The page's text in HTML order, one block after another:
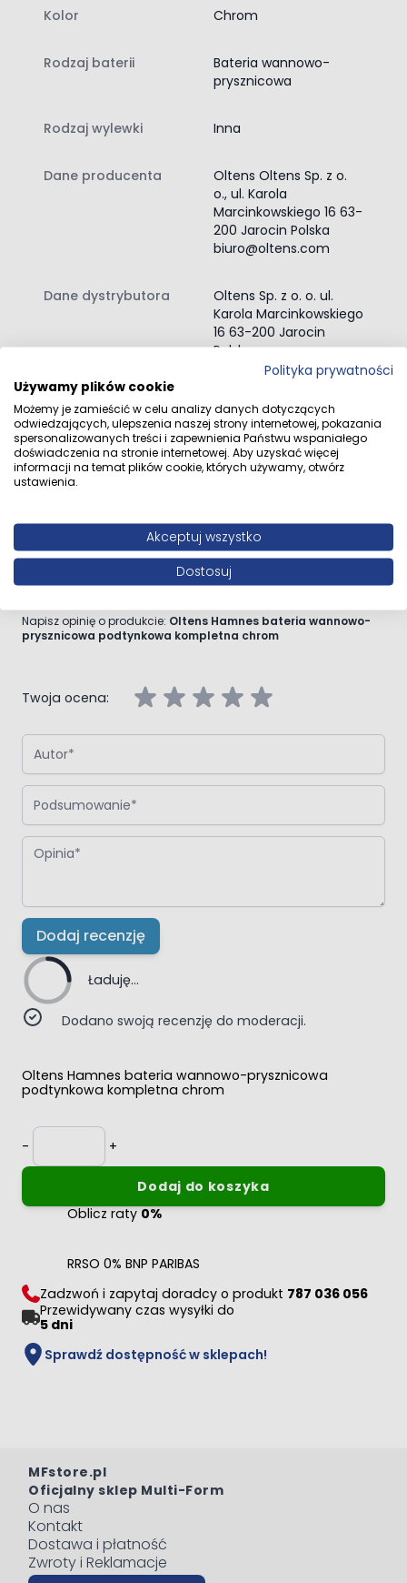
wymagających, którzy marzą wnętrzu idealnym.
Zawartość zestawu:
bateria wannowo-prysznicowa
instrukcja montażu baterii wannowo‑prysznicowej
Kolor Chrom
Rodzaj baterii
Bateria wannowo-
prysznicowa
Rodzaj wylewki Inna
Dane producenta
Oltens Oltens Sp. z o.
o., ul. Karola
Marcinkowskiego 16 63-
200 Jarocin Polska
biuro@oltens.com
Dane dystrybutora
Oltens Sp. z o. o. ul.
Karola Marcinkowskiego
16 63-200 Jarocin
Polska
Przejdź do całego opisu
Opinie klientów
Napisz własną recenzję
Napisz opinię o produkcie: Oltens Hamnes bateria wannowo-
prysznicowa podtynkowa kompletna chrom
Twoja ocena:
Autor
Podsumowanie
Opinia
Dodaj recenzję
Ładuję...
Dodano swoją recenzję do moderacji.
Oltens Hamnes bateria wannowo-prysznicowa
podtynkowa kompletna chrom
-
Ilość
+
Dodaj do koszyka
Oblicz raty0%
RRSO 0% BNP PARIBAS
Zadzwoń i zapytaj doradcy o produkt 787 036 056
Przewidywany czas wysyłki do
5 dni
Sprawdź dostępność w sklepach!
MFstore.pl
Oficjalny sklep Multi-Form
O nas
Kontakt
Dostawa i płatność
Zwroty i Reklamacje
Polityka prywatności
Używamy plików cookie
Możemy je zamieścić w celu analizy danych dotyczących
odwiedzających, ulepszenia naszej strony internetowej, pokazania
spersonalizowanych treści i zapewnienia Państwu wspaniałego
doświadczenia na stronie internetowej. Aby uzyskać więcej
informacji na temat plików cookie, których używamy, otwórz
ustawienia.
Akceptuj wszystko
Dostosuj